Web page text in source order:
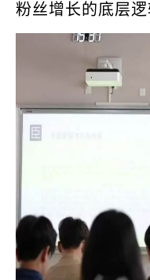
粉丝增长的底层逻